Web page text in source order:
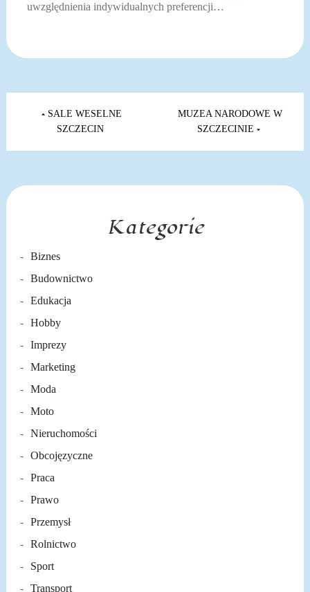
uwzględnienia indywidualnych preferencji…
Nawigacja
wpisuSALE WESELNE
SZCZECIN
MUZEA NARODOWE W
SZCZECINIE
Kategorie
Biznes
Budownictwo
Edukacja
Hobby
Imprezy
Marketing
Moda
Moto
Nieruchomości
Obcojęzyczne
Praca
Prawo
Przemysł
Rolnictwo
Sport
Transport